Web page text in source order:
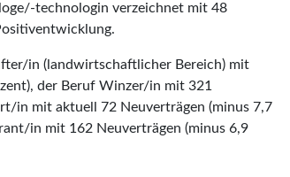
technologin verzeichnet mit 48
in (landwirtschaftlicher Bereich) mit
der Beruf Winzer/in mit 321
in mit aktuell 72 Neuverträgen (minus 7,7
in mit 162 Neuverträgen (minus 6,9